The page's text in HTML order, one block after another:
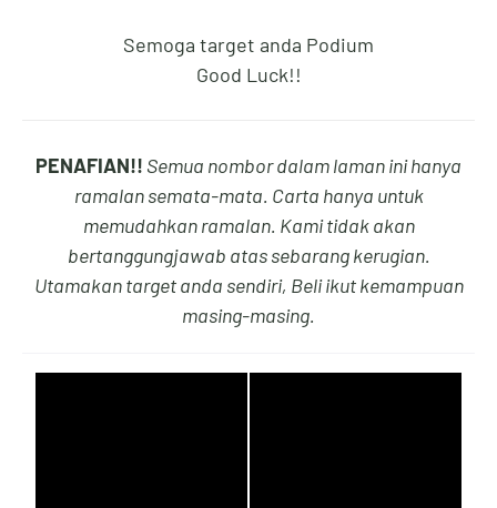
9
3
4
5
3
4
5
6
Semoga target anda Podium
Good Luck!!
PENAFIAN!! Semua nombor dalam laman ini hanya
ramalan semata-mata. Carta hanya untuk
memudahkan ramalan. Kami tidak akan
bertanggungjawab atas sebarang kerugian.
Utamakan target anda sendiri, Beli ikut kemampuan
masing-masing.